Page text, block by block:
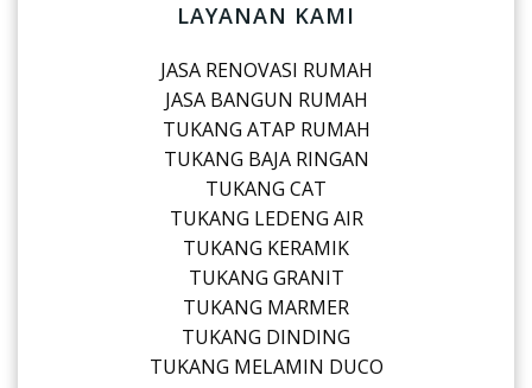
LAYANAN KAMI
JASA RENOVASI RUMAH
JASA BANGUN RUMAH
TUKANG ATAP RUMAH
TUKANG BAJA RINGAN
TUKANG CAT
TUKANG LEDENG AIR
TUKANG KERAMIK
TUKANG GRANIT
TUKANG MARMER
TUKANG DINDING
TUKANG MELAMIN DUCO